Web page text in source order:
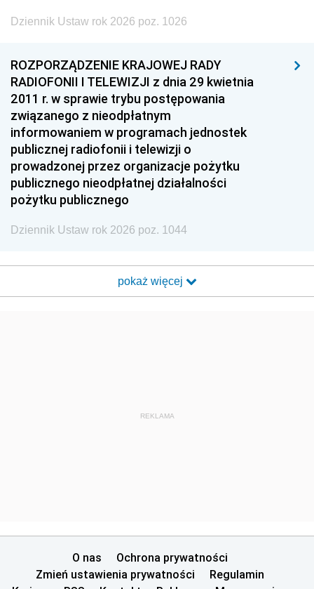
Dziennik Ustaw rok 2026 poz. 1026
ROZPORZĄDZENIE KRAJOWEJ RADY
RADIOFONII I TELEWIZJI z dnia 29 kwietnia
2011 r. w sprawie trybu postępowania
związanego z nieodpłatnym
informowaniem w programach jednostek
publicznej radiofonii i telewizji o
prowadzonej przez organizacje pożytku
publicznego nieodpłatnej działalności
pożytku publicznego
Dziennik Ustaw rok 2026 poz. 1044
pokaż więcej
REKLAMA
O nas
Ochrona prywatności
Zmień ustawienia prywatności
Regulamin